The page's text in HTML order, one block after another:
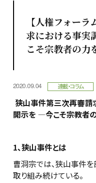
【人権フォー
求における事実
こそ宗教者の
2020.09.04 連載・コラム
狭山事件第三次再審請
開示を ―今こそ宗教者
1、狭山事件とは
曹洞宗では、狭山事件
取り組み続けている。